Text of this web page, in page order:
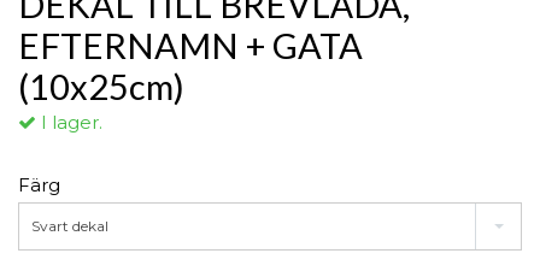
EFTERNAMN + GATA
(10x25cm)
I lager.
Färg
Svart dekal